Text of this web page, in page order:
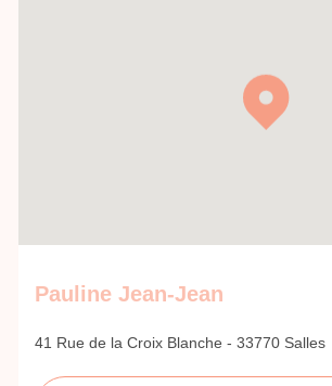
Pauline Jean-Jean
41 Rue de la Croix Blanche - 33770 Salles